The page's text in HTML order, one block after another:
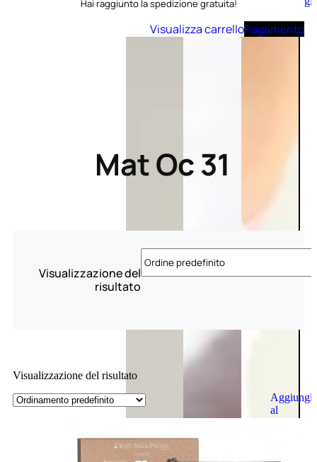
carrello
Aggiungi
al
Hai raggiunto la spedizione gratuita!
Visualizza carrelloPagamento
Mat Oc 31
Visualizzazione del
risultato
Visualizzazione del risultato